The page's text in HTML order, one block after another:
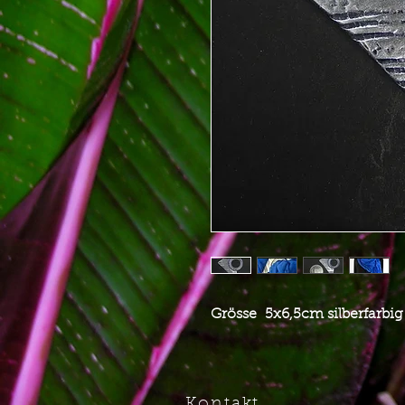
Grösse 5x6,5cm silberfarbig